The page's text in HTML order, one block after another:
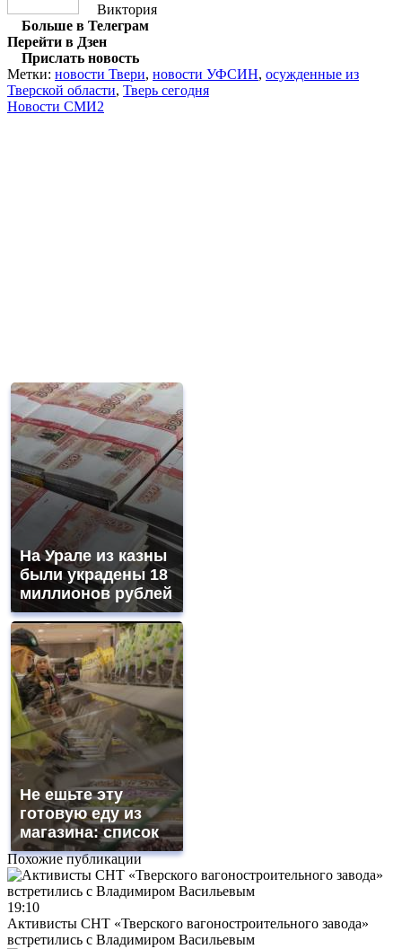
Виктория
Больше в Телеграм
Перейти в Дзен
Прислать новость
Метки: новости Твери, новости УФСИН, осужденные из
Тверской области, Тверь сегодня
Новости СМИ2
На Урале из казны
были украдены 18
миллионов рублей
Не ешьте эту
готовую еду из
магазина: список
Похожие публикации
19:10
Активисты СНТ «Тверского вагоностроительного завода»
встретились с Владимиром Васильевым